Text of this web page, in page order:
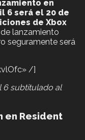
en
6 será el 20 de
de Xbox
lanzamiento
seguramente será
/]
6 subtitulado al
en Resident